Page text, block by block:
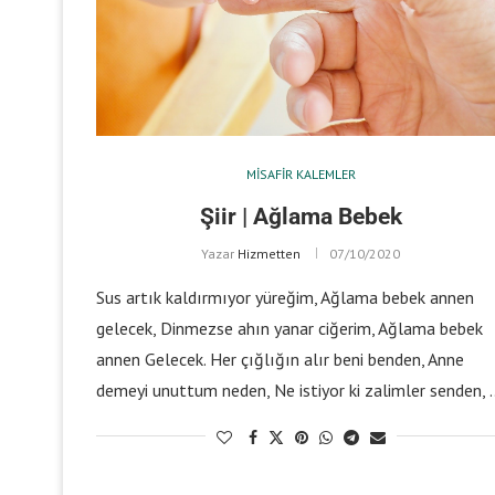
MISAFIR KALEMLER
Şiir | Ağlama Bebek
Yazar Hizmetten 07/10/2020
Sus artık kaldırmıyor yüreğim, Ağlama bebek annen
gelecek, Dinmezse ahın yanar ciğerim, Ağlama bebek
annen Gelecek. Her çığlığın alır beni benden, Anne
demeyi unuttum neden, Ne istiyor ki zalimler senden,